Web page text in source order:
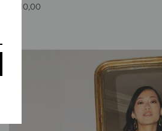
Prix habituel
€210,00